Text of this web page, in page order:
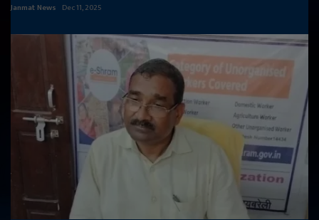
Janmat News Dec 11, 2025